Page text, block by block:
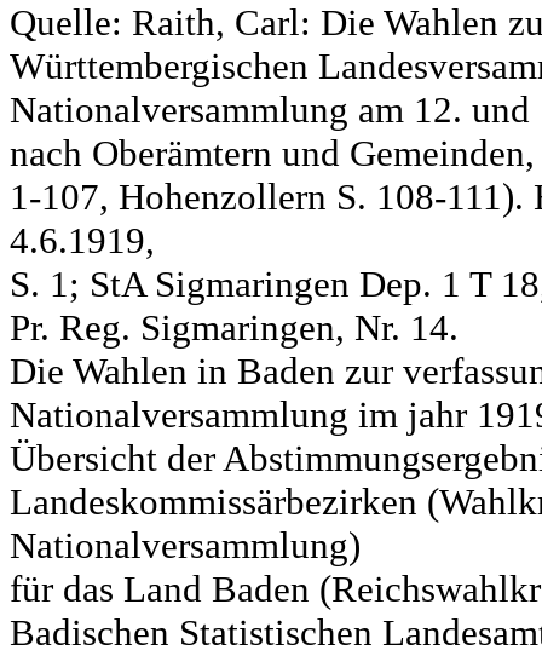
Quelle: Raith, Carl: Die Wahlen
Württembergischen
Nationalversammlung am 12. und
nach Oberämtern und
1-107, Hohenzollern S. 108-
4.6.1919,
S. 1; StA Sigmaringen Dep. 1 T
Pr. Reg. Sigmaringen, Nr. 14.
Die Wahlen in Baden zur
Nationalversammlung im jahr
Übersicht der
Landeskommissärbezirken
Nationalversammlung)
für das Land Baden
Badischen Statistischen